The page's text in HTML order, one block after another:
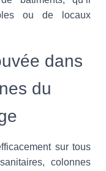
ou de locaux
dans
du
sur tous
colonnes